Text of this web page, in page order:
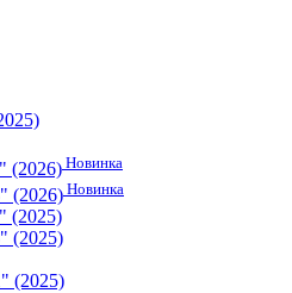
(2026) Новинка
(2026) Новинка
(2025)
(2025)
(2025)